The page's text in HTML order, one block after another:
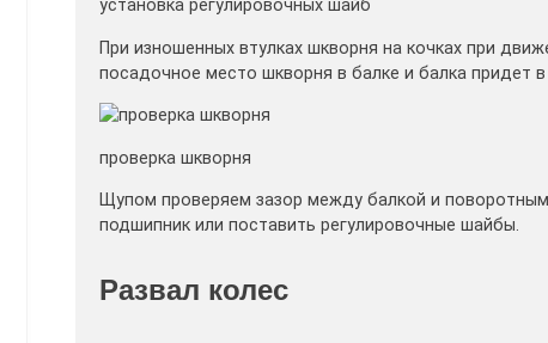
установка регулировочных шайб
При изношенных втулках шкворня на кочках при
посадочное место шкворня в балке и балка придет
проверка шкворня
Щупом проверяем зазор между балкой и
подшипник или поставить регулировочные шайбы.
Развал колес